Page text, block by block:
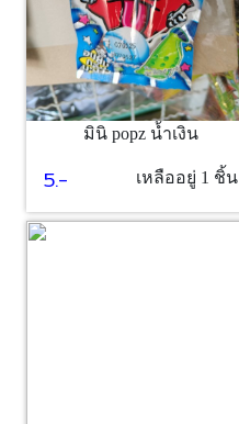
มินิ popz น้ำเงิน
5.- เหลืออยู่ 1 ชิ้น